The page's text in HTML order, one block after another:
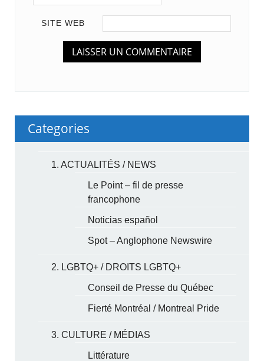
SITE WEB
Categories
1. ACTUALITÉS / NEWS
Le Point – fil de presse
francophone
Noticias español
Spot – Anglophone Newswire
2. LGBTQ+ / DROITS LGBTQ+
Conseil de Presse du Québec
Fierté Montréal / Montreal Pride
3. CULTURE / MÉDIAS
Littérature